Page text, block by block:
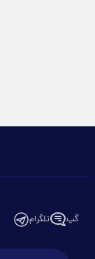
گپ تلگرام